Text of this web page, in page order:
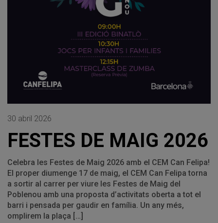
30 abril 2026
FESTES DE MAIG 2026
Celebra les Festes de Maig 2026 amb el CEM Can Felipa!
El proper diumenge 17 de maig, el CEM Can Felipa torna
a sortir al carrer per viure les Festes de Maig del
Poblenou amb una proposta d’activitats oberta a tot el
barri i pensada per gaudir en família. Un any més,
omplirem la plaça […]